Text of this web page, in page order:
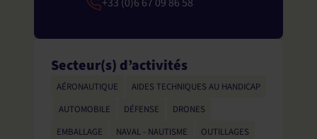
Secteur(s) d’activités
AÉRONAUTIQUE
AIDES TECHNIQUES AU HANDICAP
AUTOMOBILE DÉFENSE DRONES
EMBALLAGE
NAVAL - NAUTISME OUTILLAGES